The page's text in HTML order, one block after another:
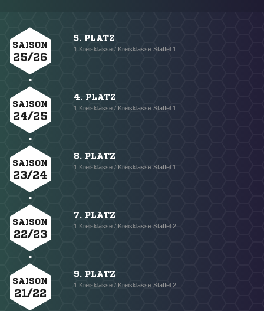
SAISON
25/26
5. PLATZ
1.Kreisklasse / Kreisklasse Staffel 1
SAISON
24/25
4. PLATZ
1.Kreisklasse / Kreisklasse Staffel 1
SAISON
23/24
8. PLATZ
1.Kreisklasse / Kreisklasse Staffel 1
SAISON
22/23
7. PLATZ
1.Kreisklasse / Kreisklasse Staffel 2
SAISON
21/22
9. PLATZ
1.Kreisklasse / Kreisklasse Staffel 2